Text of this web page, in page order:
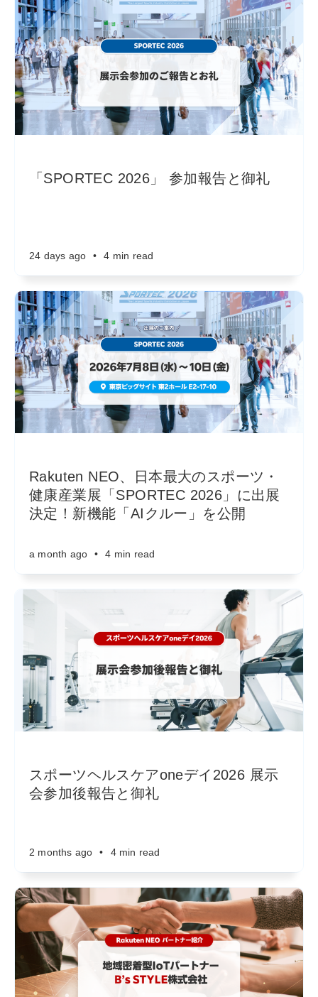
「SPORTEC 2026」 参加報告と御礼
24 days ago • 4 min read
Rakuten NEO、日本最大のスポーツ・
健康産業展「SPORTEC 2026」に出展
決定！新機能「AIクルー」を公開
a month ago • 4 min read
スポーツヘルスケアoneデイ2026 展示
会参加後報告と御礼
2 months ago • 4 min read